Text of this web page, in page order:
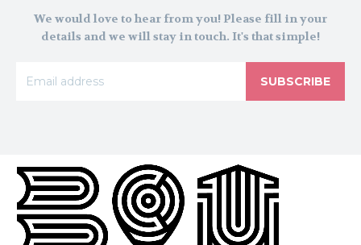
We would love to hear from you! Please fill in your
details and we will stay in touch. It's that simple!
SUBSCRIBE